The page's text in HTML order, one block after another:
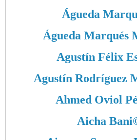
Águeda
Águeda Marqués
Agustín Félix
Agustín Rodríguez
Ahmed Oviol
Aicha Bani